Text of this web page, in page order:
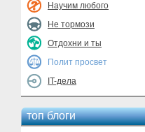
Научим любого
Не тормози
Отдохни и ты
Полит просвет
IT-дела
топ блоги